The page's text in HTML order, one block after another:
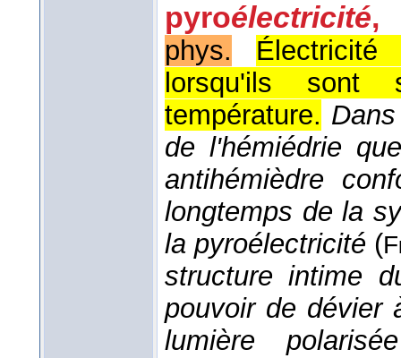
pyroélectricité,
phys.
lorsqu'ils
température.
de l'hémiédrie
antihémièdre
longtemps de la
la pyroélectricité (
structure intime
pouvoir de dévier
lumière